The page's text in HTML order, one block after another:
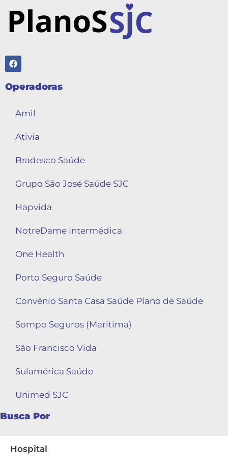
Operadoras
Amil
Ativia
Bradesco Saúde
Grupo São José Saúde SJC
Hapvida
NotreDame Intermédica
One Health
Porto Seguro Saúde
Convênio Santa Casa Saúde Plano de Saúde
Sompo Seguros (Maritima)
São Francisco Vida
Sulamérica Saúde
Unimed SJC
Busca Por
Hospital